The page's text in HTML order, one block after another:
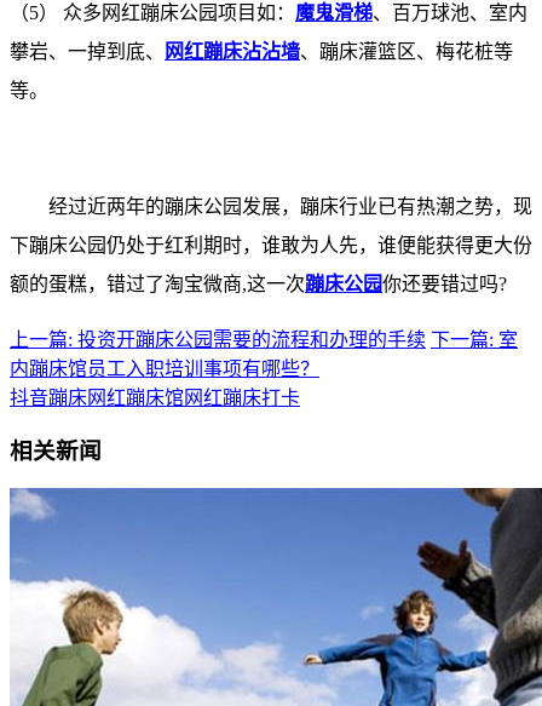
（5） 众多网红蹦床公园项目如： 魔鬼滑梯、百万球池、室内
攀岩、一掉到底、
网红蹦床沾沾墙、蹦床灌篮区、梅花桩等
等。
经过近两年的蹦床公园发展，蹦床行业已有热潮之势，现
下蹦床公园仍处于红利期时，谁敢为人先，谁便能获得更大份
额的蛋糕，错过了淘宝微商,这一次蹦床公园你还要错过吗?
上一篇: 投资开蹦床公园需要的流程和办理的手续 下一篇: 室
内蹦床馆员工入职培训事项有哪些？
抖音蹦床网红蹦床馆 网红蹦床打卡
相关新闻